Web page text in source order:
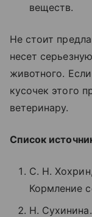
веществ.
Не стоит
несет
животного.
кусочек этого
ветеринару.
Список
С. Н.
Кормление
Н.